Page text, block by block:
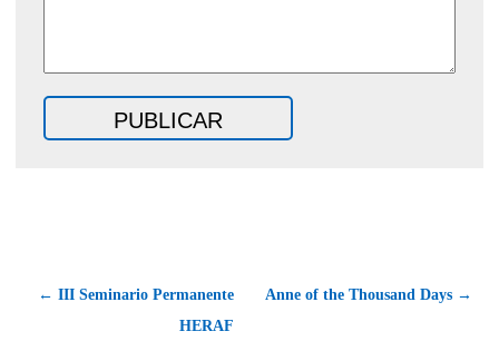
← III Seminario Permanente
HERAF
Anne of the Thousand Days →